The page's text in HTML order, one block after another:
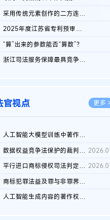
采用传统元素创作的二方连续装饰图案作品的独创性及侵权对比认定
2025年度江苏省专利预审典型案例
“算”出来的参数能否“算数”？
浙江司法服务保障最具竞争力营商环境建设典型案例（第二批）含侵...
官视点 更多
人工智能大模型训练中著作权的合理使用
数据权益竞争法保护的裁判路径构建
平行进口商标侵权司法判定规则的困境与纾解
商标犯罪法益及罪与非罪界限研究
人工智能生成内容的著作权司法认定：演进逻辑、现实困境与规则建...